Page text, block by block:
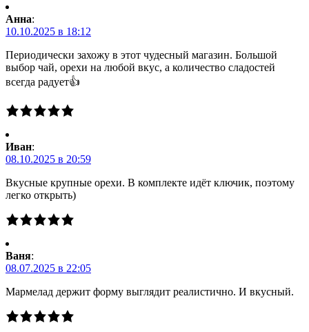
Анна:
10.10.2025 в 18:12
Периодически захожу в этот чудесный магазин. Большой
выбор чай, орехи на любой вкус, а количество сладостей
всегда радует👍
Иван:
08.10.2025 в 20:59
Вкусные крупные орехи. В комплекте идёт ключик, поэтому
легко открыть)
Ваня:
08.07.2025 в 22:05
Мармелад держит форму выглядит реалистично. И вкусный.